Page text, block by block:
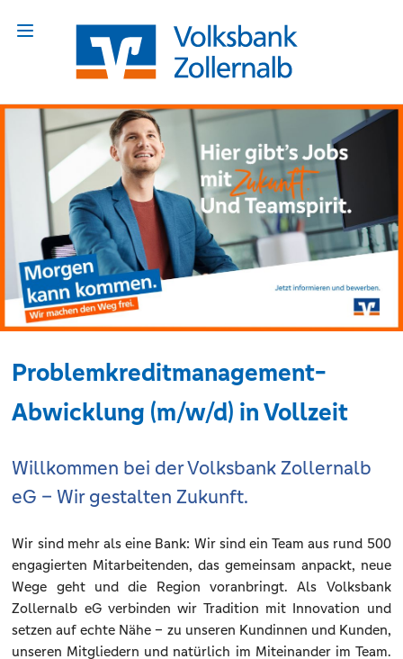
Problemkreditmanagement-
Abwicklung (m/w/d) in Vollzeit
Willkommen bei der Volksbank Zollernalb
eG – Wir gestalten Zukunft.
Wir sind mehr als eine Bank: Wir sind ein Team aus rund 500
engagierten Mitarbeitenden, das gemeinsam anpackt, neue
Wege geht und die Region voranbringt. Als Volksbank
Zollernalb eG verbinden wir Tradition mit Innovation und
setzen auf echte Nähe – zu unseren Kundinnen und Kunden,
unseren Mitgliedern und natürlich im Miteinander im Team.